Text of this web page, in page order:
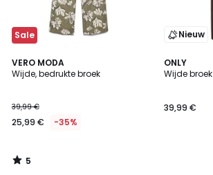
Sale
VERO MODA
Wijde, bedrukte broek
39,99 €
25,99 € -35%
5
/
5
/
Nieuw
ONLY
Wijde broek
39,99 €
2
Kleuren